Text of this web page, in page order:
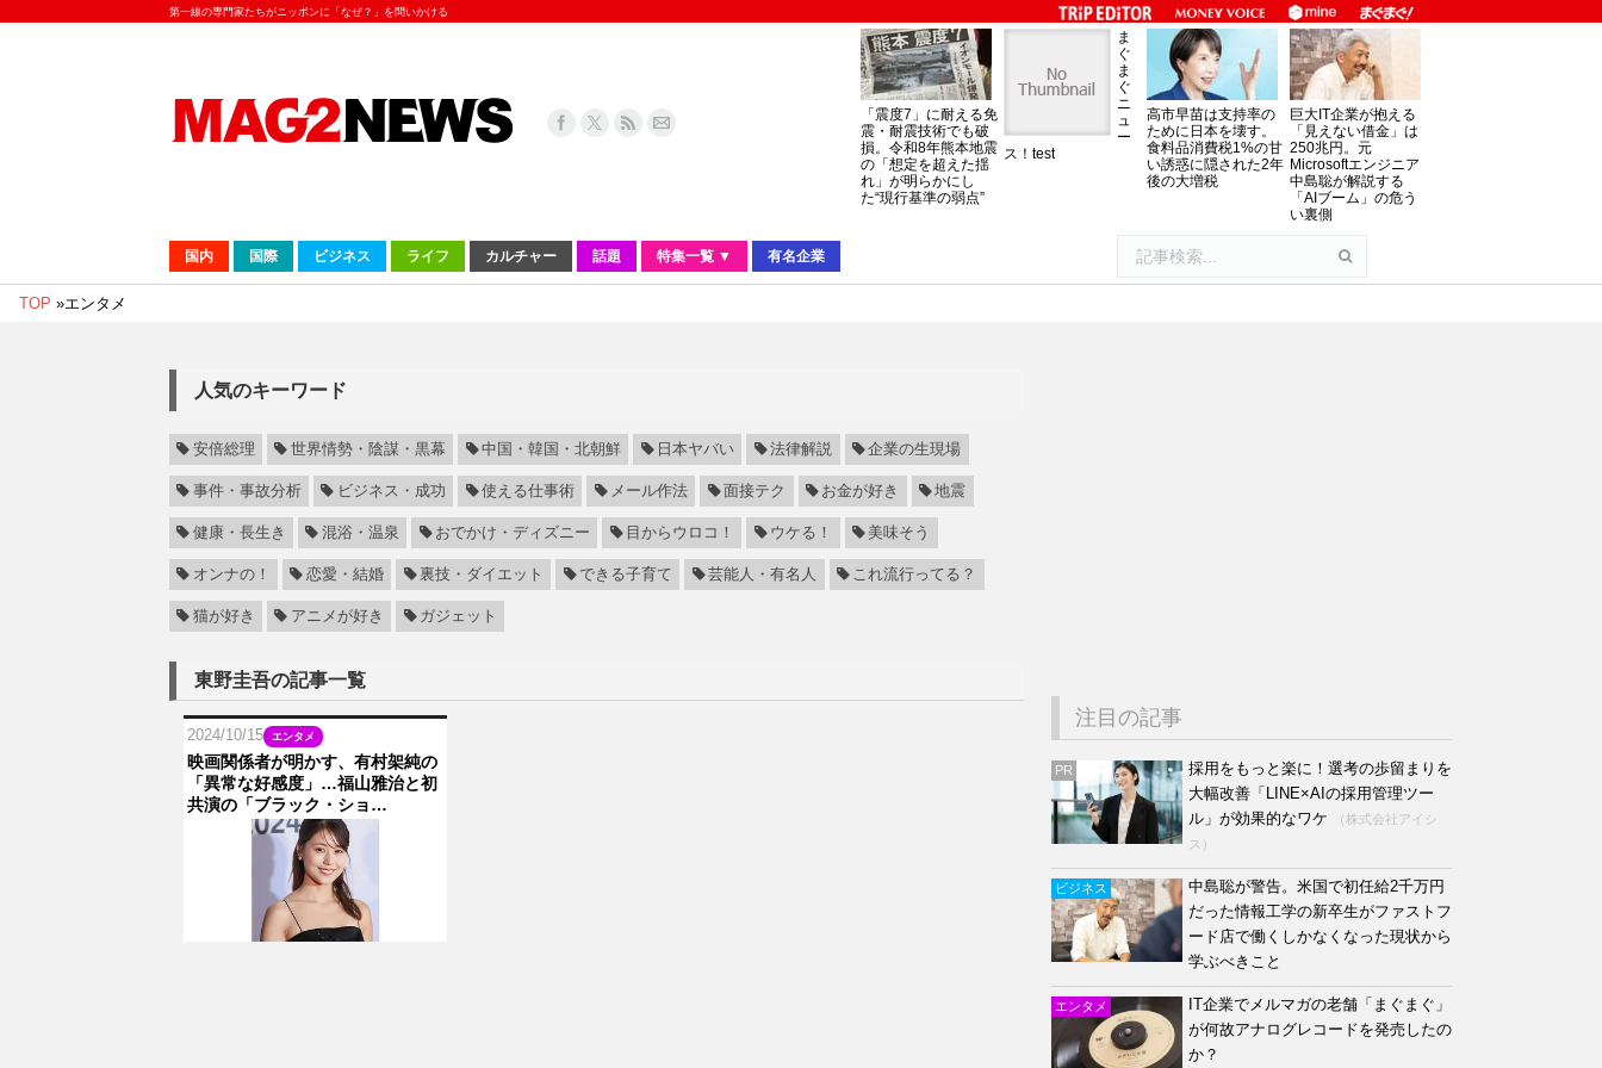
第一線の専門家たちがニッポンに「なぜ？」を問いかける
「震度7」に耐える免
震・耐震技術でも破
損。令和8年熊本地震
の「想定を超えた揺
れ」が明らかにし
た“現行基準の弱点”
ま
ぐ
ま
ぐ
ニ
ュ
ー
ス！test
高市早苗は支持率の
ために日本を壊す。
食料品消費税1%の甘
い誘惑に隠された2年
後の大増税
巨大IT企業が抱える
「見えない借金」は
250兆円。元
Microsoftエンジニア
中島聡が解説する
「AIブーム」の危う
い裏側
国内 国際 ビジネス ライフ カルチャー 話題 特集一覧 ▼ 有名企業
TOP »エンタメ
人気のキーワード
安倍総理 世界情勢・陰謀・黒幕 中国・韓国・北朝鮮 日本ヤバい 法律解説 企業の生現場
事件・事故分析 ビジネス・成功 使える仕事術 メール作法 面接テク お金が好き 地震
健康・長生き 混浴・温泉 おでかけ・ディズニー 目からウロコ！ ウケる！ 美味そう
オンナの！ 恋愛・結婚 裏技・ダイエット できる子育て 芸能人・有名人 これ流行ってる？
猫が好き アニメが好き ガジェット
東野圭吾の記事一覧
2024/10/15 エンタメ
映画関係者が明かす、有村架純の
「異常な好感度」…福山雅治と初
共演の「ブラック・ショ…
注目の記事
PR
採用をもっと楽に！選考の歩留まりを
大幅改善「LINE×AIの採用管理ツー
ル」が効果的なワケ
（株式会社アイシ
ス）
ビジネス
中島聡が警告。米国で初任給2千万円
だった情報工学の新卒生がファストフ
ード店で働くしかなくなった現状から
学ぶべきこと
エンタメ
IT企業でメルマガの老舗「まぐまぐ」
が何故アナログレコードを発売したの
か？